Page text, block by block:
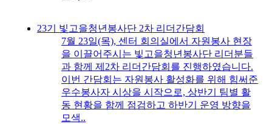
23기 빛고을청년봉사단 2차 리더간담회
7월 23일(목), 센터 회의실에서 자원봉사 현장
을 이끌어주시는 빛고을청년봉사단 리더분들
과 함께 제2차 리더간담회를 진행하였습니다.
이번 간담회는 자원봉사 활성화를 위해 힘써준
우수봉사자 시상을 시작으로, 상반기 팀별 활
동 현황을 함께 점검하고 하반기 운영 방향을
모색..